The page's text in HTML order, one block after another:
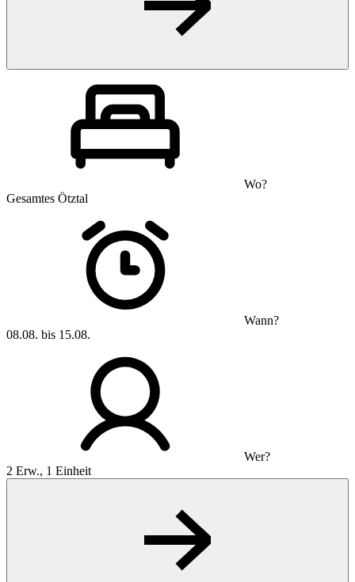
Wo?
Gesamtes Ötztal
Wann?
08.08. bis 15.08.
Wer?
2 Erw., 1 Einheit